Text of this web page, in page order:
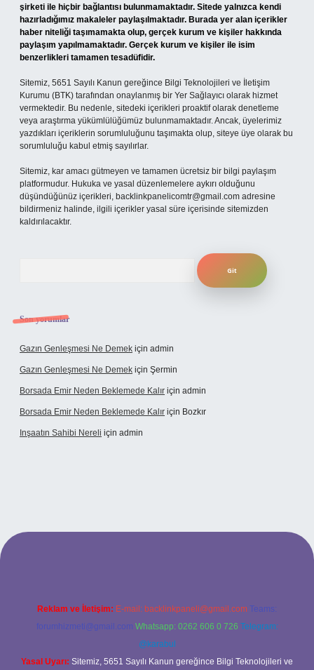
şirketi ile hiçbir bağlantısı bulunmamaktadır. Sitede yalnızca kendi
hazırladığımız makaleler paylaşılmaktadır. Burada yer alan içerikler
haber niteliği taşımamakta olup, gerçek kurum ve kişiler hakkında
paylaşım yapılmamaktadır. Gerçek kurum ve kişiler ile isim
benzerlikleri tamamen tesadüfidir.
Sitemiz, 5651 Sayılı Kanun gereğince Bilgi Teknolojileri ve İletişim
Kurumu (BTK) tarafından onaylanmış bir Yer Sağlayıcı olarak hizmet
vermektedir. Bu nedenle, sitedeki içerikleri proaktif olarak denetleme
veya araştırma yükümlülüğümüz bulunmamaktadır. Ancak, üyelerimiz
yazdıkları içeriklerin sorumluluğunu taşımakta olup, siteye üye olarak bu
sorumluluğu kabul etmiş sayılırlar.
Sitemiz, kar amacı gütmeyen ve tamamen ücretsiz bir bilgi paylaşım
platformudur. Hukuka ve yasal düzenlemelere aykırı olduğunu
düşündüğünüz içerikleri, backlinkpanelicomtr@gmail.com adresine
bildirmeniz halinde, ilgili içerikler yasal süre içerisinde sitemizden
kaldırılacaktır.
Son yorumlar
Gazın Genleşmesi Ne Demek için admin
Gazın Genleşmesi Ne Demek için Şermin
Borsada Emir Neden Beklemede Kalır için admin
Borsada Emir Neden Beklemede Kalır için Bozkır
Inşaatın Sahibi Nereli için admin
Reklam ve İletişim: E-mail: backlinkpaneli@gmail.com Teams:
forumhizmeti@gmail.com Whatsapp: 0262 606 0 726 Telegram:
@karabul
Yasal Uyarı: Sitemiz, 5651 Sayılı Kanun gereğince Bilgi Teknolojileri ve